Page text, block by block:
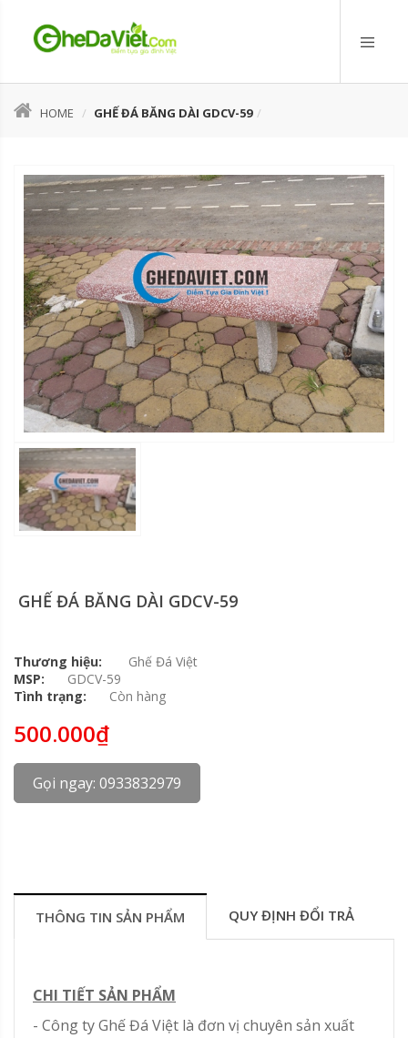
HOME GHẾ ĐÁ BĂNG DÀI GDCV-59
GHẾ ĐÁ BĂNG DÀI GDCV-59
Thương hiệu:
Ghế Đá Việt
MSP:
GDCV-59
Tình trạng:
Còn hàng
500.000₫
Gọi ngay: 0933832979
THÔNG TIN SẢN PHẨM QUY ĐỊNH ĐỔI TRẢ
CHI TIẾT SẢN PHẨM
- Công ty Ghế Đá Việt là đơn vị chuyên sản xuất